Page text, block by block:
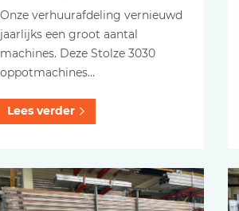
Onze verhuurafdeling vernieuwd
jaarlijks een groot aantal
machines. Deze Stolze 3030
oppotmachines…
Lees verder